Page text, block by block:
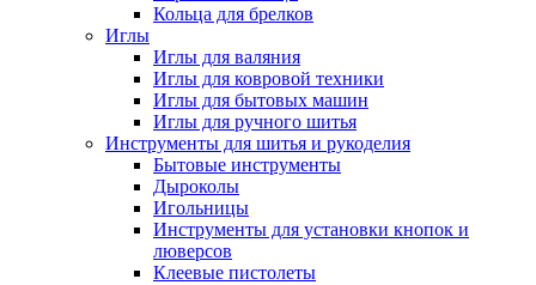
Кольца для брелков
Иглы
Иглы для валяния
Иглы для ковровой техники
Иглы для бытовых машин
Иглы для ручного шитья
Инструменты для шитья и рукоделия
Бытовые инструменты
Дыроколы
Игольницы
Инструменты для установки кнопок и
люверсов
Клеевые пистолеты